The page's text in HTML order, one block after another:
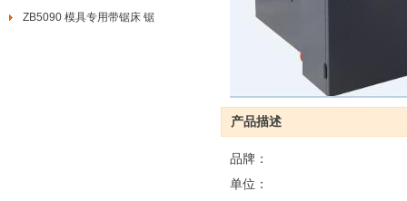
ZB5090 模具专用带锯床 锯
产品描述
品牌：
单位：